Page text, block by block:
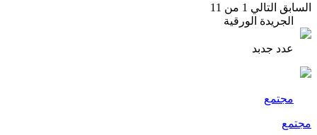
السابق التالي 1 من 11
الجريدة الورقية
عدد جدبد
مجتمع
مجتمع